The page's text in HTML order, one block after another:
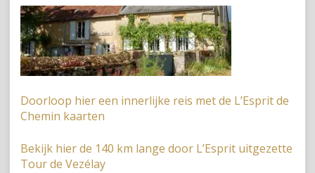
Doorloop hier een innerlijke reis met de L’Esprit de
Chemin kaarten
Bekijk hier de 140 km lange door L’Esprit uitgezette
Tour de Vezélay